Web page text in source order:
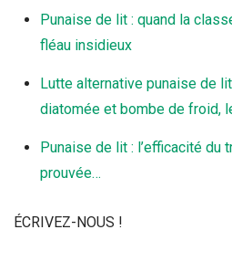
Punaise de lit : quand la
fléau insidieux
Lutte alternative punaise de
diatomée et bombe de froid,
Punaise de lit : l’efficacité du
prouvée…
ÉCRIVEZ-NOUS !